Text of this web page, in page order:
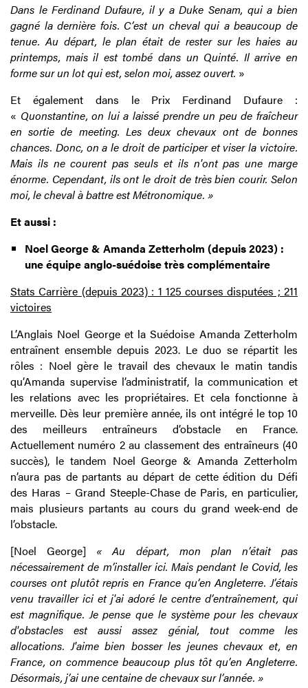
Dans le Ferdinand Dufaure, il y a Duke Senam, qui a bien
gagné la dernière fois. C’est un cheval qui a beaucoup de
tenue. Au départ, le plan était de rester sur les haies au
printemps, mais il est tombé dans un Quinté. Il arrive en
forme sur un lot qui est, selon moi, assez ouvert. »
Et également dans le Prix Ferdinand Dufaure :
« Quonstantine, on lui a laissé prendre un peu de fraîcheur
en sortie de meeting. Les deux chevaux ont de bonnes
chances. Donc, on a le droit de participer et viser la victoire.
Mais ils ne courent pas seuls et ils n'ont pas une marge
énorme. Cependant, ils ont le droit de très bien courir. Selon
moi, le cheval à battre est Métronomique. »
Et aussi :
Noel George & Amanda Zetterholm (depuis 2023) :
une équipe anglo-suédoise très complémentaire
Stats Carrière (depuis 2023) : 1 125 courses disputées ; 211
victoires
L’Anglais Noel George et la Suédoise Amanda Zetterholm
entraînent ensemble depuis 2023. Le duo se répartit les
rôles : Noel gère le travail des chevaux le matin tandis
qu’Amanda supervise l’administratif, la communication et
les relations avec les propriétaires. Et cela fonctionne à
merveille. Dès leur première année, ils ont intégré le top 10
des meilleurs entraîneurs d’obstacle en France.
Actuellement numéro 2 au classement des entraîneurs (40
succès), le tandem Noel George & Amanda Zetterholm
n’aura pas de partants au départ de cette édition du Défi
des Haras – Grand Steeple-Chase de Paris, en particulier,
mais plusieurs partants au cours du grand week-end de
l’obstacle.
[Noel George] « Au départ, mon plan n’était pas
nécessairement de m’installer ici. Mais pendant le Covid, les
courses ont plutôt repris en France qu’en Angleterre. J’étais
venu travailler ici et j'ai adoré le centre d’entraînement, qui
est magnifique. Je pense que le système pour les chevaux
d'obstacles est aussi assez génial, tout comme les
allocations. J'aime bien bosser les jeunes chevaux et, en
France, on commence beaucoup plus tôt qu’en Angleterre.
Désormais, j’ai une centaine de chevaux sur l’année. »